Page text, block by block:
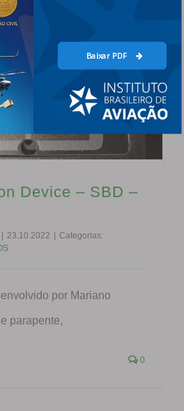
Device – SBD –
| 23.10.2022 | Categorias:
por Mariano
parapente,
0
Baixar PDF